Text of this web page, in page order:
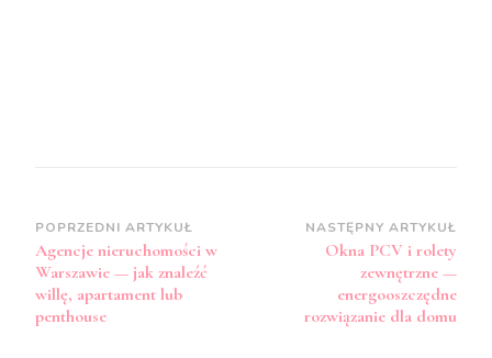
Zobacz
wpisy
POPRZEDNI ARTYKUŁ
Agencje nieruchomości w
Warszawie — jak znaleźć
willę, apartament lub
penthouse
NASTĘPNY ARTYKUŁ
Okna PCV i rolety
zewnętrzne —
energooszczędne
rozwiązanie dla domu